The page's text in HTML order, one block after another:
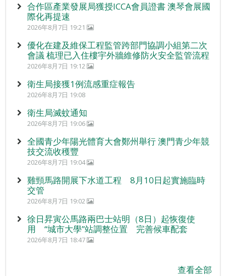
合作區產業發展局獲授ICCA會員證書 澳琴會展國
際化再提速
2026年8月7日 19:21
優化在建及維保工程監管跨部門協調小組第二次
會議 梳理已入住樓宇外牆維修防火安全監管流程
2026年8月7日 19:12
衛生局接獲1例流感重症報告
2026年8月7日 19:08
衛生局滅蚊通知
2026年8月7日 19:06
全國青少年陽光體育大會鄭州舉行 澳門青少年競
技交流收穫豐
2026年8月7日 19:04
雞頸馬路開展下水道工程 8月10日起實施臨時
交管
2026年8月7日 19:02
徐日昇寅公馬路兩巴士站明（8日）起恢復使
用 “城市大學”站調整位置 完善候車配套
2026年8月7日 18:47
查看全部